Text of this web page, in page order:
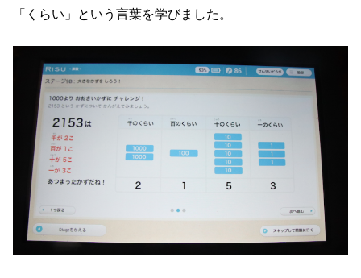
「くらい」という言葉を学びました。